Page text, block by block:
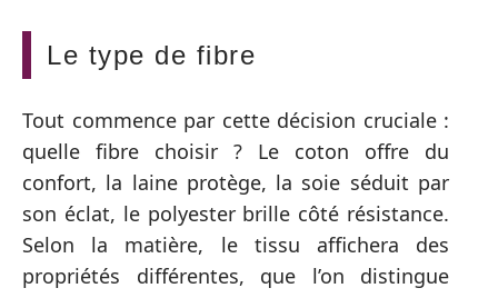
Le type de fibre
Tout commence par cette décision cruciale :
quelle fibre choisir ? Le coton offre du
confort, la laine protège, la soie séduit par
son éclat, le polyester brille côté résistance.
Selon la matière, le tissu affichera des
propriétés différentes, que l’on distingue